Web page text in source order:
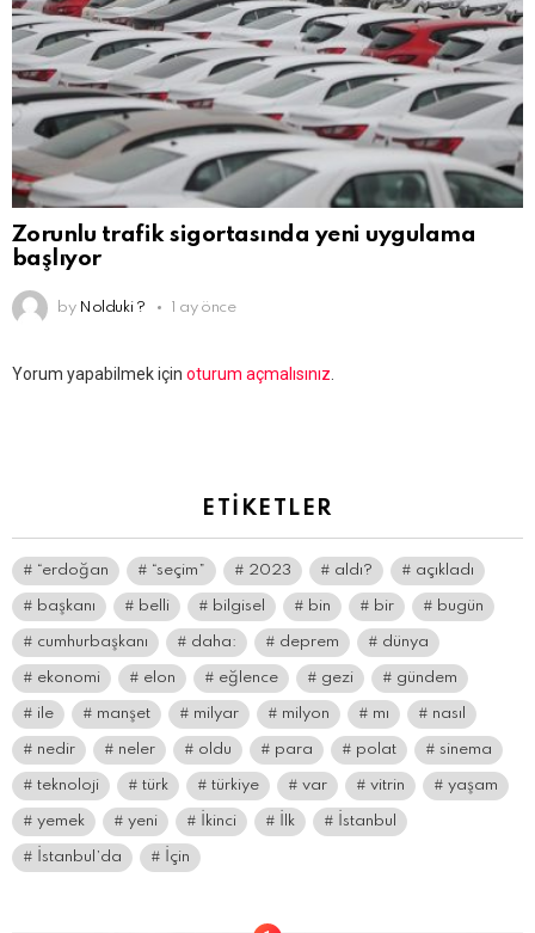
Zorunlu trafik sigortasında yeni uygulama
başlıyor
by Nolduki ? 1 ay önce
Bir
Yorum yapabilmek için oturum açmalısınız
ETIKETLER
“erdoğan “seçim” 2023 aldı? açıkladı
başkanı belli bilgisel bin bir bugün
cumhurbaşkanı daha: deprem dünya
ekonomi elon eğlence gezi gündem
ile manşet milyar milyon mı nasıl
nedir neler oldu para polat sinema
teknoloji türk türkiye var vitrin yaşam
yemek yeni İkinci İlk İstanbul
İstanbul’da İçin